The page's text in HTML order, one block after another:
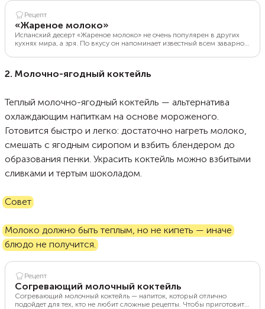
Рецепт
«Жареное молоко»
Испанский десерт «Жареное молоко» не очень популярен в других
кухнях мира, а зря. По вкусу он напоминает известный всем заварной
буквально тает во рту. Главное правило, которое нужно соблюдать
прямоугольной формы. При подаче посыпьте вкусный десерт
2. Молочно-ягодный коктейль
Теплый молочно-ягодный коктейль — альтернатива
охлаждающим напиткам на основе мороженого.
Готовится быстро и легко: достаточно нагреть молоко,
смешать с ягодным сиропом и взбить блендером до
образования пенки. Украсить коктейль можно взбитыми
сливками и тертым шоколадом.
Совет
Молоко должно быть теплым, но не кипеть — иначе
блюдо не получится.
Рецепт
Согревающий молочный коктейль
Согревающий молочный коктейль — напиток, который отлично
подойдет для тех, кто не любит сложные рецепты. Чтобы приготовить